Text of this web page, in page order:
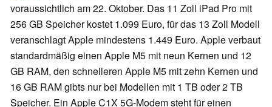
voraussichtlich am 22. Oktober. Das 11 Zoll iPad Pro mit
256 GB Speicher kostet 1.099 Euro, für das 13 Zoll Modell
veranschlagt Apple mindestens 1.449 Euro. Apple verbaut
standardmäßig einen Apple M5 mit neun Kernen und 12
GB RAM, den schnelleren Apple M5 mit zehn Kernen und
16 GB RAM gibts nur bei Modellen mit 1 TB oder 2 TB
Speicher. Ein Apple C1X 5G-Modem steht für einen